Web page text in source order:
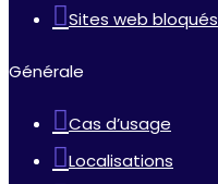
Sites web bloqués
Générale
Cas d’usage
Localisations